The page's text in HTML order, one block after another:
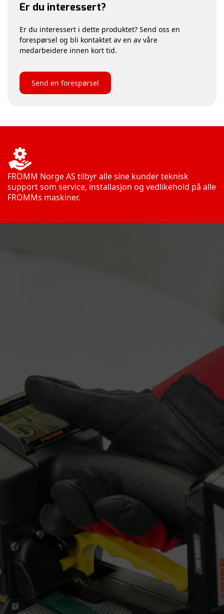
Er du interessert?
Er du interessert i dette produktet? Send oss en
forespørsel og bli kontaktet av en av våre
medarbeidere innen kort tid.
Send en forespørsel
FROMM Norge AS tilbyr alle sine kunder teknisk
support som service, installasjon og vedlikehold på alle
FROMMs maskiner.
Produktnavn:
Kontaktinformasjon:
Din melding: